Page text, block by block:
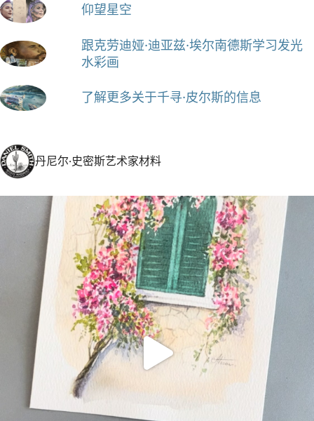
仰望星空
跟克劳迪娅·迪亚兹·埃尔南德斯学习发光
水彩画
了解更多关于千寻·皮尔斯的信息
丹尼尔·史密斯艺术家材料